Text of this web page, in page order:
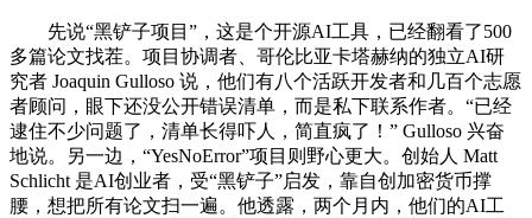
先说“黑铲子项目”，这是个开源AI工具，已经翻看了500
多篇论文找茬。项目协调者、哥伦比亚卡塔赫纳的独立AI研
究者 Joaquin Gulloso 说，他们有八个活跃开发者和几百个志愿
者顾问，眼下还没公开错误清单，而是私下联系作者。“已经
逮住不少问题了，清单长得吓人，简直疯了！” Gulloso 兴奋
地说。另一边，“YesNoError”项目则野心更大。创始人 Matt
Schlicht 是AI创业者，受“黑铲子”启发，靠自创加密货币撑
腰，想把所有论文扫一遍。他透露，两个月内，他们的AI工